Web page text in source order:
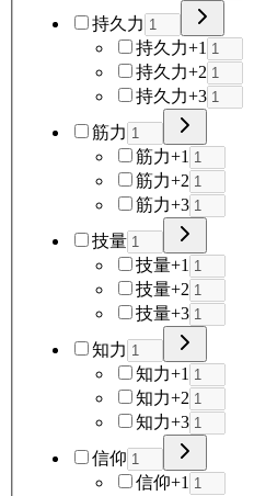
持久力
持久力+1
持久力+2
持久力+3
筋力
筋力+1
筋力+2
筋力+3
技量
技量+1
技量+2
技量+3
知力
知力+1
知力+2
知力+3
信仰
信仰+1